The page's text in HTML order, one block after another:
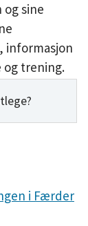
sine
informasjon
og trening.
i Færder